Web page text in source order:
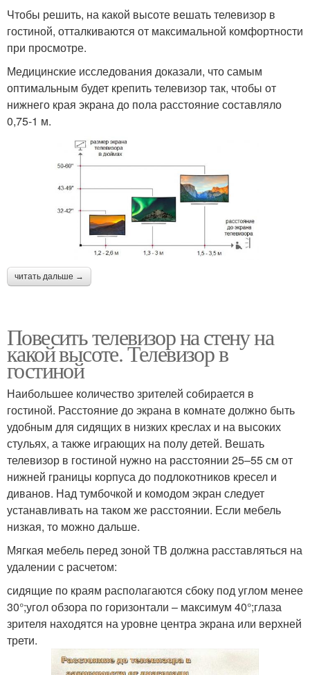
Чтобы решить, на какой высоте вешать телевизор в
гостиной, отталкиваются от максимальной комфортности
при просмотре.
Медицинские исследования доказали, что самым
оптимальным будет крепить телевизор так, чтобы от
нижнего края экрана до пола расстояние составляло
0,75-1 м.
читать дальше →
Повесить телевизор на стену на
какой высоте. Телевизор в
гостиной
Наибольшее количество зрителей собирается в
гостиной. Расстояние до экрана в комнате должно быть
удобным для сидящих в низких креслах и на высоких
стульях, а также играющих на полу детей. Вешать
телевизор в гостиной нужно на расстоянии 25–55 см от
нижней границы корпуса до подлокотников кресел и
диванов. Над тумбочкой и комодом экран следует
устанавливать на таком же расстоянии. Если мебель
низкая, то можно дальше.
Мягкая мебель перед зоной ТВ должна расставляться на
удалении с расчетом:
сидящие по краям располагаются сбоку под углом менее
30°;угол обзора по горизонтали – максимум 40°;глаза
зрителя находятся на уровне центра экрана или верхней
трети.